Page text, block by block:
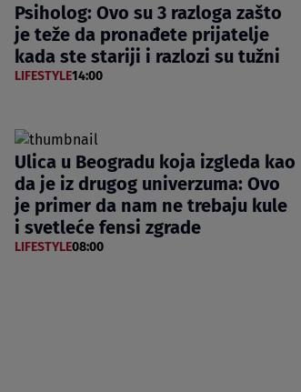
Psiholog: Ovo su 3 razloga zašto
je teže da pronađete prijatelje
kada ste stariji i razlozi su tužni
LIFESTYLE14:00
Ulica u Beogradu koja izgleda kao
da je iz drugog univerzuma: Ovo
je primer da nam ne trebaju kule
i svetleće fensi zgrade
LIFESTYLE08:00